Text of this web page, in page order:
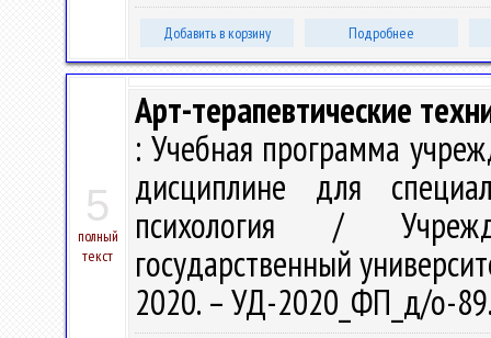
Добавить в корзину Подробнее
5
полный
текст
Арт-терапевтические
: Учебная программа
дисциплине для
психология /
государственный
2020. – УД-2020_ФП_д/о-